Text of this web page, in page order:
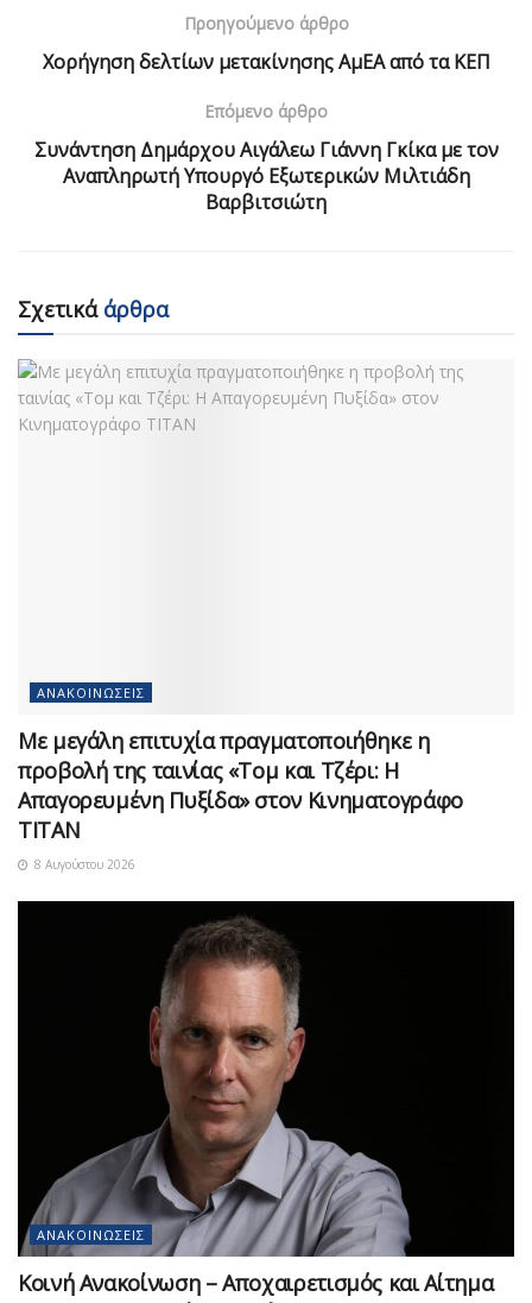
Προηγούμενο άρθρο
Χορήγηση δελτίων μετακίνησης ΑμΕΑ από τα ΚΕΠ
Επόμενο άρθρο
Συνάντηση Δημάρχου Αιγάλεω Γιάννη Γκίκα με τον
Αναπληρωτή Υπουργό Εξωτερικών Μιλτιάδη
Βαρβιτσιώτη
Σχετικάάρθρα
ΑΝΑΚΟΙΝΏΣΕΙΣ
Με μεγάλη επιτυχία πραγματοποιήθηκε η
προβολή της ταινίας «Τομ και Τζέρι: Η
Απαγορευμένη Πυξίδα» στον Κινηματογράφο
ΤΙΤΑΝ
8 Αυγούστου 2026
ΑΝΑΚΟΙΝΏΣΕΙΣ
Κοινή Ανακοίνωση – Αποχαιρετισμός και Αίτημα